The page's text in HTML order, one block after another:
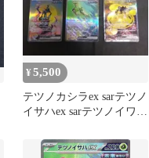
¥5,500
テツノカシラex sarテツノ
イサハex sarテツノイワオ